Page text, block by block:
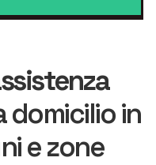
domicilio in
e zone